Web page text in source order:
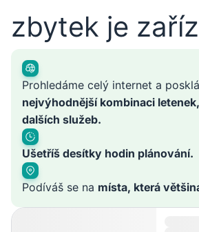
zbytek je
Prohledáme celý internet a
nejvýhodnější kombinaci
dalších služeb.
Ušetříš desítky hodin plánování.
Podíváš se na místa, která